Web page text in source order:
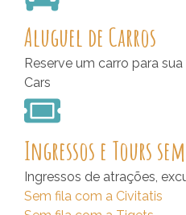
Aluguel de Carros
Reserve um carro para
Cars
Ingressos e Tours
Ingressos de atrações,
Sem fila com a Civitatis